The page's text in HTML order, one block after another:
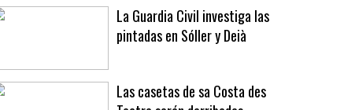
Son Moix
pintadas en Sóller y Deià